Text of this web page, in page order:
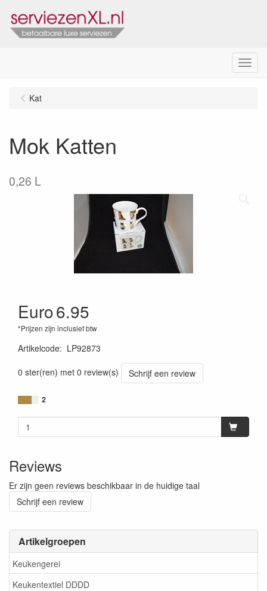
Menu
Artikelgroepen
Keukengerei
Keukentextiel DDDD
Kat
Mok Katten
0,26 L
Euro6.95
*Prijzen zijn inclusief btw
Artikelcode: LP92873
0 ster(ren) met 0 review(s)
Schrijf een review
2
Reviews
Er zijn geen reviews beschikbaar in de huidige taal
Schrijf een review